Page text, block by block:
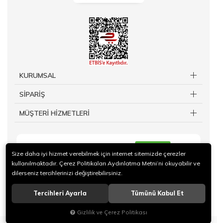
KURUMSAL
SİPARİŞ
MÜŞTERİ HİZMETLERİ
© 2019 TAKİ Kuy.Billuriye.Ltd Sti. Tüm hakları saklıdır.
Size daha iyi hizmet verebilmek için internet sitemizde çerezler
kullanılmaktadır. Çerez Politikaları Aydınlatma Metni’ni okuyabilir ve
dilerseniz tercihlerinizi değiştirebilirsiniz.
Tercihleri Ayarla Tümünü Kabul Et
Gizlilik ve Çerez Politikası